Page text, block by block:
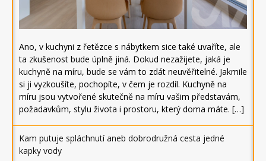
Ano, v kuchyni z řetězce s nábytkem sice také uvaříte, ale
ta zkušenost bude úplně jiná. Dokud nezažijete, jaká je
kuchyně na míru, bude se vám to zdát neuvěřitelné. Jakmile
si ji vyzkoušíte, pochopíte, v čem je rozdíl. Kuchyně na
míru jsou vytvořené skutečně na míru vašim představám,
požadavkům, stylu života i prostoru, který doma máte. […]
Kam putuje spláchnutí aneb dobrodružná cesta jedné
kapky vody